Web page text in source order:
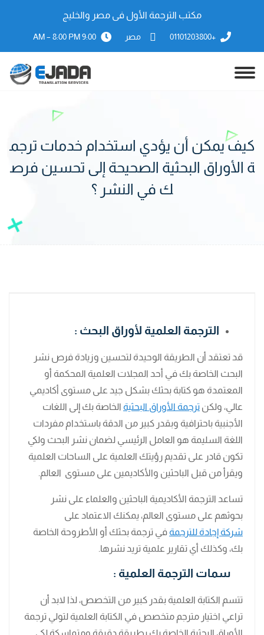
مكتب الترجمة الأول فى مصر والخليج
+01101203800 مصر 9:00 AM – 8:00 PM
كيف يمكن أن يؤدي استخدام خدمات ترجم
ة الأوراق البحثية الصحيحة إلى تحسين فرص
ك في النشر ؟
الترجمة العلمية لأوراق البحث :
قد تعتقد أن الطريقة الوحيدة لتحسين وزيادة فرص نشر
البحث الخاصة بك في أحد المجلات العلمية المحكمة أو
المعتمدة هو كتابة بحثك بشكل جيد على مستوى أكاديمي
عالي، ولكن ترجمة الأوراق البحثية الخاصة بك إلى اللغات
الأجنبية باحترافية وبقدر كبير من الدقة باستخدام مفردات
اللغة السليمة هو العامل الرئيسي لضمان نشر البحث ولكي
تكون قادر على تقديم رؤيتك العلمية على الساحات العلمية
ويقرأ من قبل الباحثين والأكاديمين على مستوى العالم.
تساعد الترجمة الأكاديمية الباحثين والعلماء على نشر
بحوثهم على مستوى العالم، يمكنك الاعتماد على
شركة إجادة للترجمة في ترجمة بحثك أو الأطروحة الخاصة
بك، وكذلك أي تقارير علمية تريد نشرها.
سمات الترجمة العلمية :
تتسم الكتابة العلمية بقدر كبير من التخصص، لذا لابد أن
تراعي اختيار مترجم متخصص في الكتابة العلمية لتولي ترجمة
الأوراق البحثية الخاصة بك بطريقة دقيقة ومتماسكة لكي